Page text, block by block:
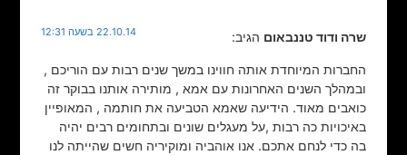
שרה ודוד טננבאום הגיב: 22.10.14 בשעה 12:31
החברות המיוחדת אותה חווינו במשך שנים רבות עם הוריכם ,
ובמהלך השנים האחרונות עם אמא , מותירה אותנו בבוקר זה
כואבים מאוד. הידיעה שאמא הטביעה את חותמה , המאופיין
באיכויות כה רבות ,על מעגלים שונים ובתחומים רבים יהיה
בה כדי לנחם אתכם. אנו אוהביה ומוקיריה חשים שהייתה לנו